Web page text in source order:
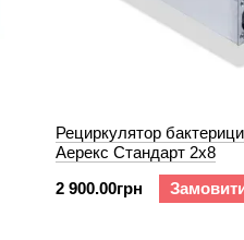
Рециркулятор
Аерекс Cтандарт 2x8
2 900.00грн